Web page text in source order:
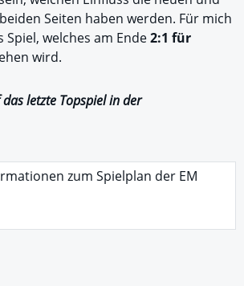
Seiten haben werden. Für mich
welches am Ende2:1 für
wird.
letzte Topspiel in der
zum Spielplan der EM